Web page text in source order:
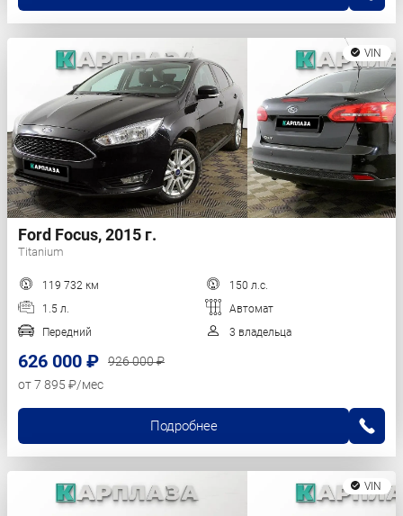
VIN
Ford Focus, 2015 г.
Titanium
119 732 км
150 л.с.
1.5 л.
Автомат
Передний
3 владельца
626 000 ₽
926 000 ₽
от 7 895 ₽/мес
Подробнее
VIN